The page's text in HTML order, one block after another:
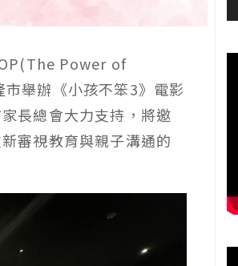
Power of
舉辦《小孩不笨3》電影
長總會大力支持，將邀
審視教育與親子溝通的